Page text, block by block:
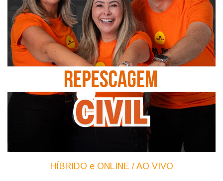
HÍBRIDO e ONLINE / AO VIVO